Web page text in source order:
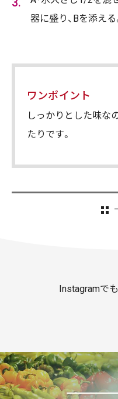
器に盛り、Bを添える
ワンポイント
しっかりとした味な
たりです。
Instagramで